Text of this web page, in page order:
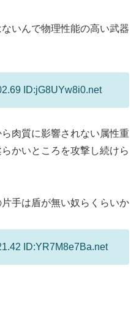
いんで物理性能の高い武器
ID:jG8UYw8i0.net
肉質に影響されない属性重
かいところを攻撃し続けら
手は盾が無い奴らくらいか
ID:YR7M8e7Ba.net